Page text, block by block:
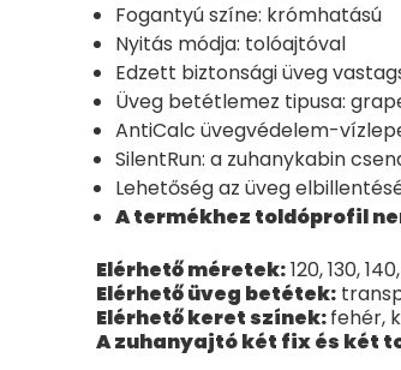
Fogantyú színe: krómhatású
Nyitás módja: tolóajtóval
Edzett biztonsági üveg
Üveg betétlemez tipusa:
AntiCalc üvegvédelem-
SilentRun: a zuhanykabin
Lehetőség az üveg
A termékhez toldóprofil
Elérhető méretek:120, 130,
Elérhető üveg betétek:
Elérhető keret színek:fehér,
A zuhanyajtó két fix és két